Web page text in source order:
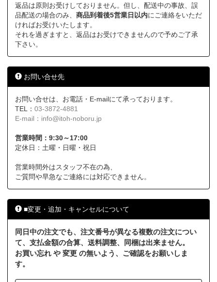
返品は原則お受けしておりません。但し、配送中の事故、誤
品配送の場合のみ、 商品到着後5営業日以内にご連絡をいただ
ければお受けいたします。
それを過ぎますと、返品はお受けできませんので予めご了承
下さい。
お問い合せ先
お問い合せは、お電話・E-mailにて承っております。
TEL： 03-3872-4881
E-mail： info@itoh-noboru.jp
営業時間：9:30～17:00
定休日：土曜・日曜・祝日
営業時間外はスタッフ不在の為、
ご質問や早急なご連絡には対応できません。
■変更・追加・キャンセルについて
同日中の注文でも、注文番号が異なる複数の注文につい
て、支払金額の合算、送料調整、同梱は出来ません。
お買い忘れ や 変更 の無いよう、ご確認をお願いしま
す。